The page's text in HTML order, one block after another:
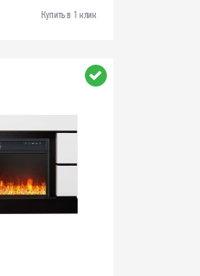
Купить в 1 клик